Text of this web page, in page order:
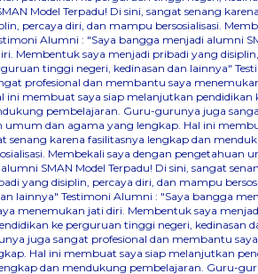
Model Terpadu! Di sini, sangat senang
percaya diri, dan mampu bersosialisasi.
Alumni : "Saya bangga menjadi alumni
Membentuk saya menjadi pribadi yang
tinggi negeri, kedinasan dan lainnya"
profesional dan membantu saya
membuat saya siap melanjutkan pendidikan
pembelajaran. Guru-gurunya juga
umum dan agama yang lengkap. Hal ini
senang karena fasilitasnya lengkap dan
Membekali saya dengan
SMAN Model Terpadu! Di sini, sangat
yang disiplin, percaya diri, dan mampu
lainnya" Testimoni Alumni : "Saya bangga
menemukan jati diri. Membentuk saya
ke perguruan tinggi negeri, kedinasan
juga sangat profesional dan membantu
Hal ini membuat saya siap melanjutkan
dan mendukung pembelajaran. Guru-